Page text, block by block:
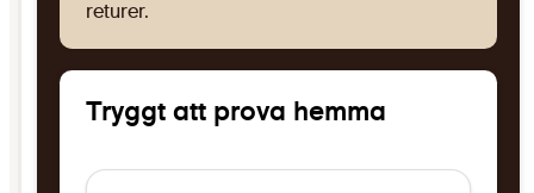
returer.
Tryggt att prova hemma